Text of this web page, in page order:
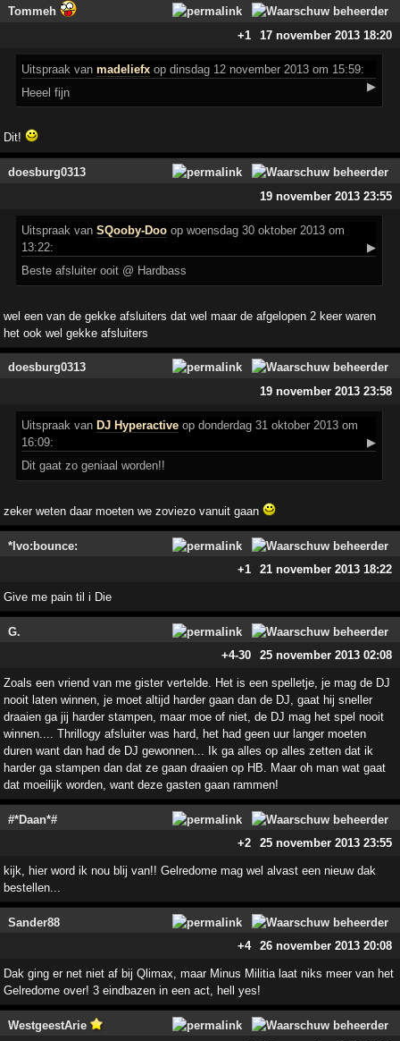
Tommeh
+1
17 november 2013 18:20
Uitspraak vanmadeliefx op dinsdag 12 november 2013 om 15:59:
▶
Heeel fijn
Dit!
doesburg0313
19 november 2013 23:55
Uitspraak vanSQooby-Doo op woensdag 30 oktober 2013 om
13:22:
▶
Beste afsluiter ooit @ Hardbass
wel een van de gekke afsluiters dat wel maar de afgelopen 2 keer waren
het ook wel gekke afsluiters
doesburg0313
19 november 2013 23:58
Uitspraak van DJ Hyperactive op donderdag 31 oktober 2013 om
16:09:
▶
Dit gaat zo geniaal worden!!
zeker weten daar moeten we zoviezo vanuit gaan
*Ivo:bounce:
+1
21 november 2013 18:22
Give me pain til i Die
G.
+4-30 25 november 2013 02:08
Zoals een vriend van me gister vertelde. Het is een spelletje, je mag de DJ
nooit laten winnen, je moet altijd harder gaan dan de DJ, gaat hij sneller
draaien ga jij harder stampen, maar moe of niet, de DJ mag het spel nooit
winnen.... Thrillogy afsluiter was hard, het had geen uur langer moeten
duren want dan had de DJ gewonnen... Ik ga alles op alles zetten dat ik
harder ga stampen dan dat ze gaan draaien op HB. Maar oh man wat gaat
dat moeilijk worden, want deze gasten gaan rammen!
#*Daan*#
+2
25 november 2013 23:55
kijk, hier word ik nou blij van!! Gelredome mag wel alvast een nieuw dak
bestellen...
Sander88
+4
26 november 2013 20:08
Dak ging er net niet af bij Qlimax, maar Minus Militia laat niks meer van het
Gelredome over! 3 eindbazen in een act, hell yes!
WestgeestArie